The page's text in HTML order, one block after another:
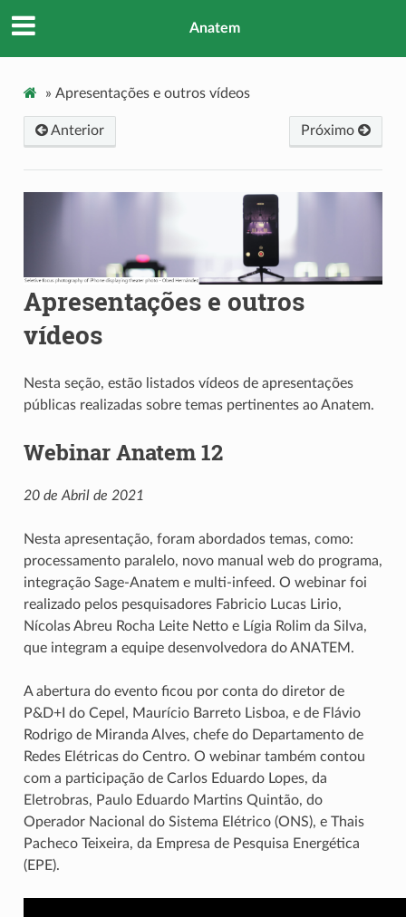
Anatem
» Apresentações e outros vídeos
Próximo
Anterior
Apresentações e outros
vídeos
Nesta seção, estão listados vídeos de apresentações
públicas realizadas sobre temas pertinentes ao Anatem.
Webinar Anatem 12
20 de Abril de 2021
Nesta apresentação, foram abordados temas, como:
processamento paralelo, novo manual web do programa,
integração Sage-Anatem e multi-infeed. O webinar foi
realizado pelos pesquisadores Fabricio Lucas Lirio,
Nícolas Abreu Rocha Leite Netto e Lígia Rolim da Silva,
que integram a equipe desenvolvedora do ANATEM.
A abertura do evento ficou por conta do diretor de
P&D+I do Cepel, Maurício Barreto Lisboa, e de Flávio
Rodrigo de Miranda Alves, chefe do Departamento de
Redes Elétricas do Centro. O webinar também contou
com a participação de Carlos Eduardo Lopes, da
Eletrobras, Paulo Eduardo Martins Quintão, do
Operador Nacional do Sistema Elétrico (ONS), e Thais
Pacheco Teixeira, da Empresa de Pesquisa Energética
(EPE).